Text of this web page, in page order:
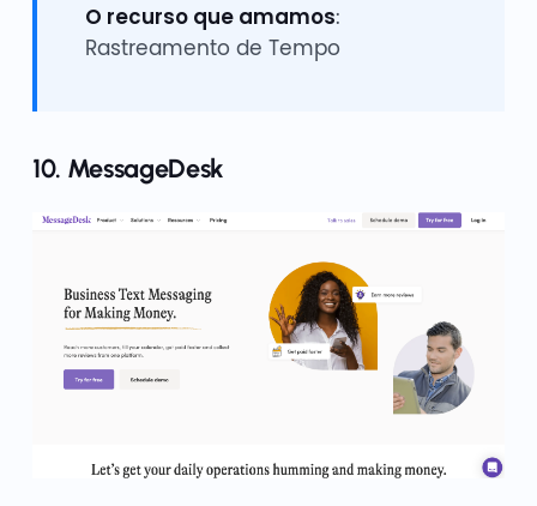
O recurso que amamos:
Rastreamento de Tempo
10. MessageDesk